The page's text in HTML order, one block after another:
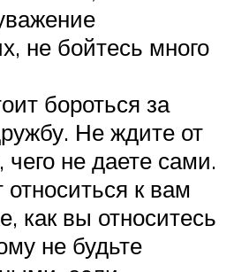
не бойтесь много
бороться за
Не ждите от
чего не даете сами.
к вам
как вы относитесь
не будьте